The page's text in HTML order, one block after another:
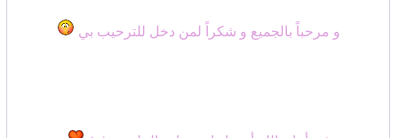
و مرحباً بالجميع و شكراً لمن دخل للترحيب بي